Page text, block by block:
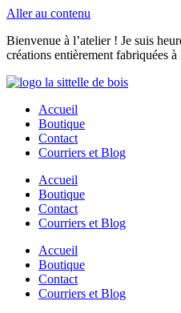
Aller au contenu
Bienvenue à l’atelier ! Je suis
créations entièrement fabriquées à
Accueil
Boutique
Contact
Courriers et Blog
Accueil
Boutique
Contact
Courriers et Blog
Accueil
Boutique
Contact
Courriers et Blog